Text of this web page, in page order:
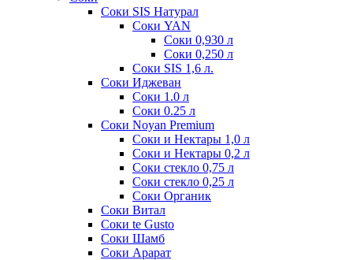
Соки SIS Натурал
Соки YAN
Соки 0,930 л
Соки 0,250 л
Соки SIS 1,6 л.
Соки Иджеван
Соки 1.0 л
Соки 0.25 л
Соки Noyan Premium
Соки и Нектары 1,0 л
Соки и Нектары 0,2 л
Соки стекло 0,75 л
Соки стекло 0,25 л
Соки Органик
Соки Витал
Соки te Gusto
Соки Шамб
Соки Арарат